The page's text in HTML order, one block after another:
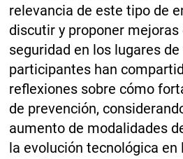
relevancia de este tipo de
discutir y proponer
seguridad en los lugares
participantes han
reflexiones sobre cómo
de prevención,
aumento de modalidades
la evolución tecnológica